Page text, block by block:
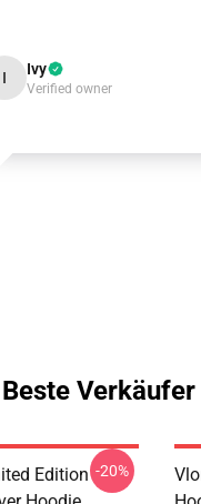
I Ivy
Verified owner
Beste
Edition -20%